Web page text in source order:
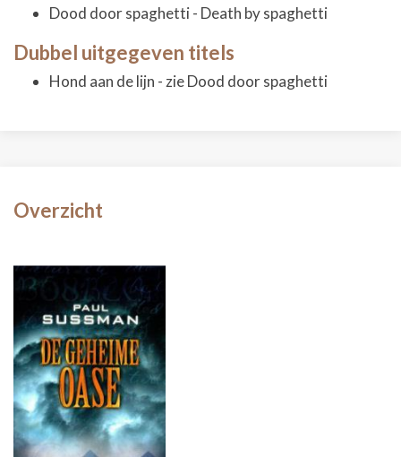
Dood door spaghetti - Death by spaghetti
Dubbel uitgegeven titels
Hond aan de lijn - zie Dood door spaghetti
Overzicht